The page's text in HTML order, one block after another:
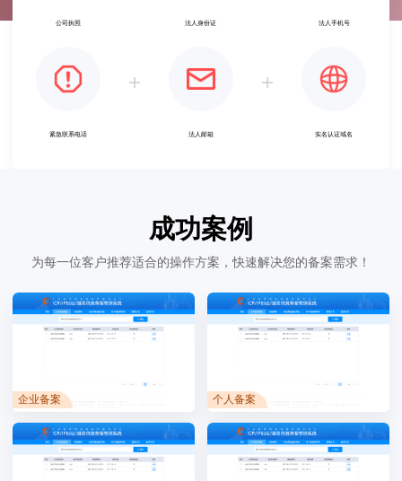
公司执照 法人身份证 法人手机号
紧急联系电话 法人邮箱 实名认证域名
成功案例
为每一位客户推荐适合的操作方案，快速解决您的备案需求！
企业备案 个人备案